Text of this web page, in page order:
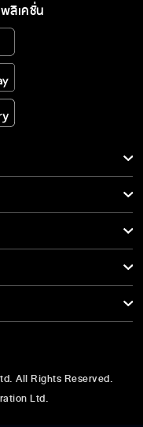
ลิเคชั่น
All Rights Reserved.
Ltd.